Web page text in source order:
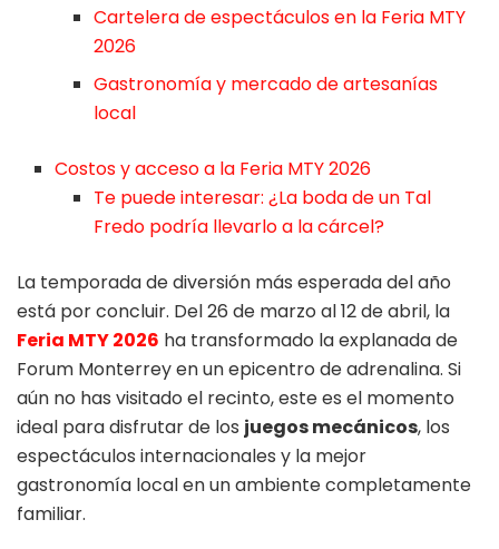
Cartelera de espectáculos en la Feria MTY
2026
Gastronomía y mercado de artesanías
local
Costos y acceso a la Feria MTY 2026
Te puede interesar: ¿La boda de un Tal
Fredo podría llevarlo a la cárcel?
La temporada de diversión más esperada del año
está por concluir. Del 26 de marzo al 12 de abril, la
Feria MTY 2026 ha transformado la explanada de
Forum Monterrey en un epicentro de adrenalina. Si
aún no has visitado el recinto, este es el momento
ideal para disfrutar de los juegos mecánicos, los
espectáculos internacionales y la mejor
gastronomía local en un ambiente completamente
familiar.